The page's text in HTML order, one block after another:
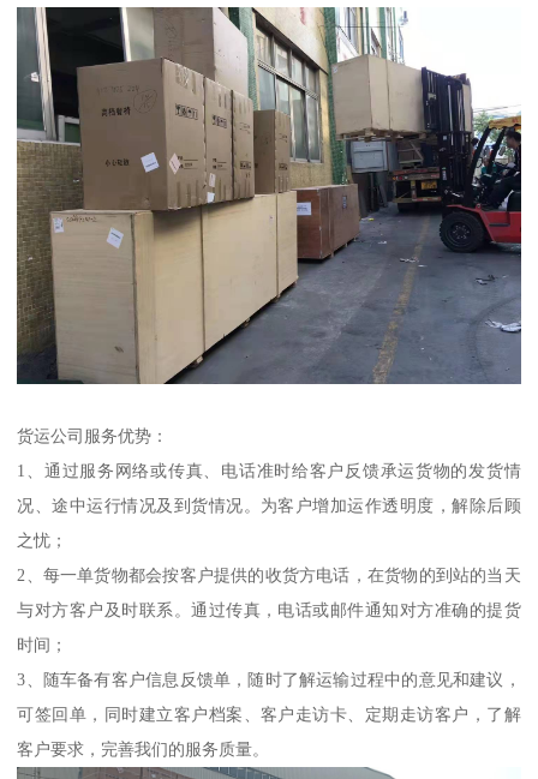
货运公司服务优势：
1、通过服务网络或传真、电话准时给客户反馈承运货物的发货情
况、途中运行情况及到货情况。为客户增加运作透明度，解除后顾
之忧；
2、每一单货物都会按客户提供的收货方电话，在货物的到站的当天
与对方客户及时联系。通过传真，电话或邮件通知对方准确的提货
时间；
3、随车备有客户信息反馈单，随时了解运输过程中的意见和建议，
可签回单，同时建立客户档案、客户走访卡、定期走访客户，了解
客户要求，完善我们的服务质量。